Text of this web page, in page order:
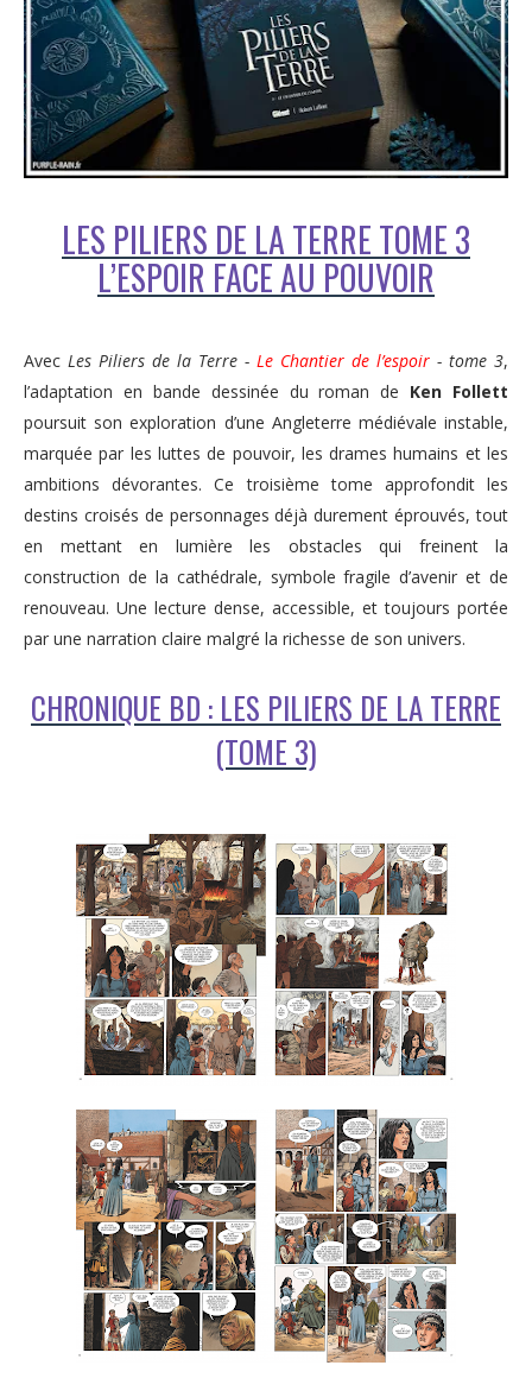
LES PILIERS DE LA TERRE TOME 3
L’ESPOIR FACE AU POUVOIR
Avec Les Piliers de la Terre - Le Chantier de l’espoir - tome 3,
l’adaptation en bande dessinée du roman de Ken Follett
poursuit son exploration d’une Angleterre médiévale instable,
marquée par les luttes de pouvoir, les drames humains et les
ambitions dévorantes. Ce troisième tome approfondit les
destins croisés de personnages déjà durement éprouvés, tout
en mettant en lumière les obstacles qui freinent la
construction de la cathédrale, symbole fragile d’avenir et de
renouveau. Une lecture dense, accessible, et toujours portée
par une narration claire malgré la richesse de son univers.
CHRONIQUE BD : LES PILIERS DE LA TERRE
(TOME 3)